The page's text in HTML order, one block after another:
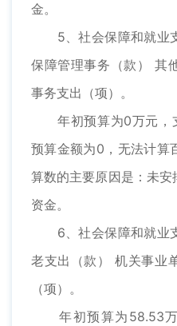
金。
5、社会保障和就业
保障管理事务（款） 其
事务支出（项）。
年初预算为0万元，
预算金额为0，无法计算
算数的主要原因是：未安
资金。
6、社会保障和就业
老支出（款） 机关事业
（项）。
年初预算为58.53万